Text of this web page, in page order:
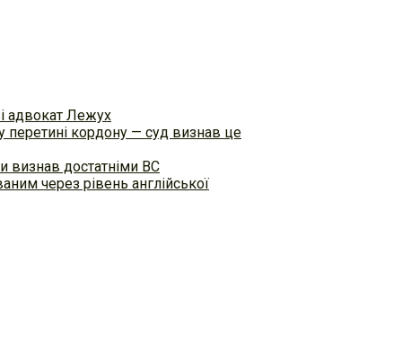
адвокат Лежух
перетині кордону — суд визнав це
визнав достатніми ВС
через рівень англійської